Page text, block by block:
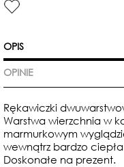
OPIS
OPINIE
Rękawiczki
Warstwa wierzchnia w
marmurkowym
wewnątrz bardzo
Doskonałe na prezent.